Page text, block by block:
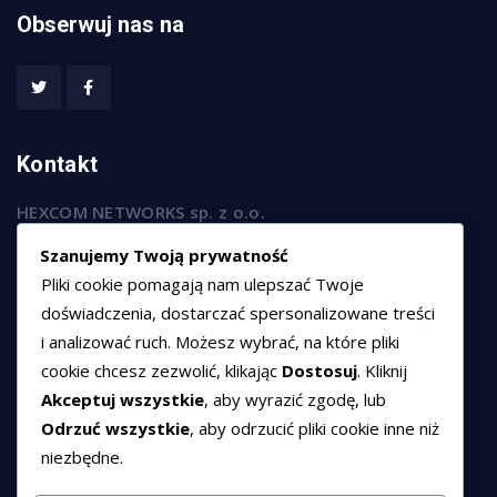
Obserwuj nas na
Kontakt
HEXCOM NETWORKS sp. z o.o.
ul. Marsz. Józefa Piłsudskiego 74/320,
50-020 Wrocław
+48 789 594 102
sprzedaz@hexssl.pl
Dokumenty
Regulamin świadczenia usług
Szanujemy Twoją prywatność
Pliki cookie pomagają nam ulepszać Twoje
doświadczenia, dostarczać spersonalizowane treści
i analizować ruch. Możesz wybrać, na które pliki
cookie chcesz zezwolić, klikając Dostosuj. Kliknij
Akceptuj wszystkie, aby wyrazić zgodę, lub
Odrzuć wszystkie, aby odrzucić pliki cookie inne niż
niezbędne.